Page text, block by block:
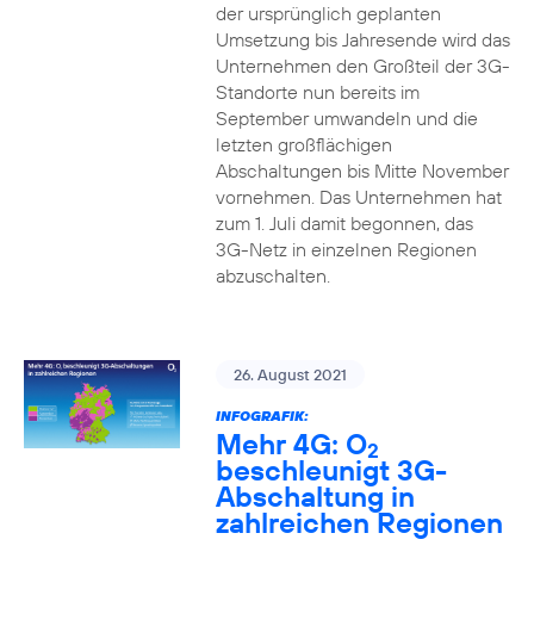
der ursprünglich geplanten
Umsetzung bis Jahresende wird das
Unternehmen den Großteil der 3G-
Standorte nun bereits im
September umwandeln und die
letzten großflächigen
Abschaltungen bis Mitte November
vornehmen. Das Unternehmen hat
zum 1. Juli damit begonnen, das
3G-Netz in einzelnen Regionen
abzuschalten.
26. August 2021
INFOGRAFIK:
Mehr 4G: O2
beschleunigt 3G-
Abschaltung in
zahlreichen Regionen